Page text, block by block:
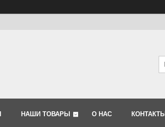
НАШИ ТОВАРЫ О НАС КОНТАКТЫ